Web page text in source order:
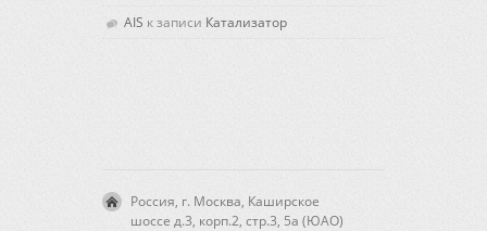
AIS к записи Катализатор
Россия, г. Москва, Каширское
шоссе д.3, корп.2, стр.3, 5а (ЮАО)